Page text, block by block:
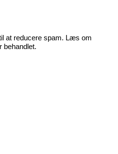
at reducere spam. Læs om
behandlet.